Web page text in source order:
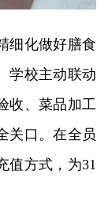
细化做好膳食
学校主动联动
收、菜品加工
关口。在全员
值方式，为31